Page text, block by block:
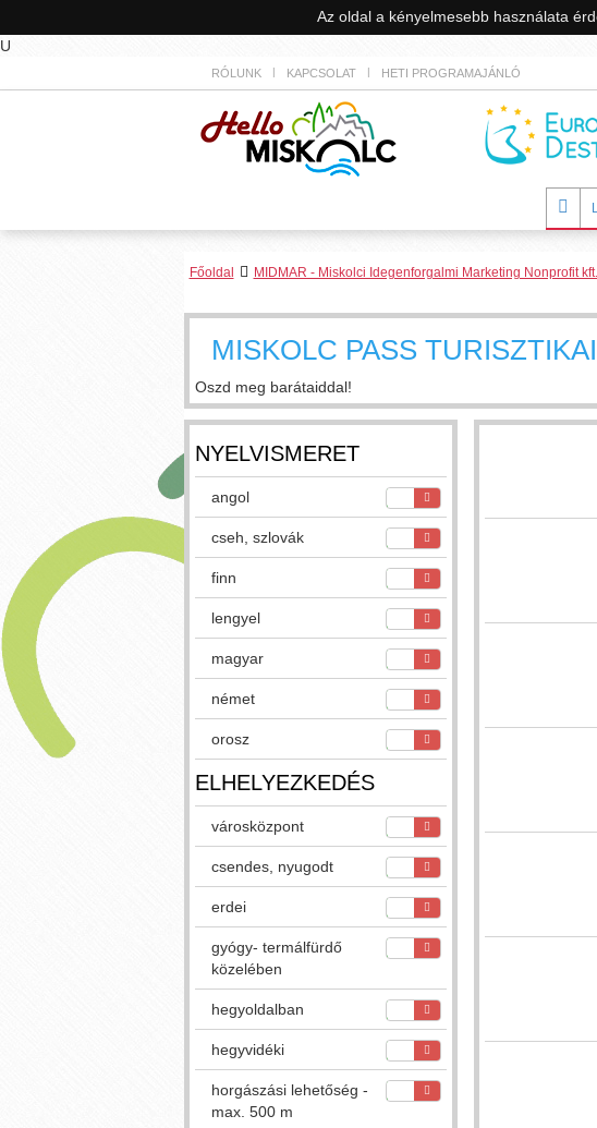
Az oldal a kényelmesebb használata
U
RÓLUNK KAPCSOLAT HETI PROGRAMAJÁNLÓ
Főoldal MIDMAR - Miskolci Idegenforgalmi Marketing Nonprofit kft.
MISKOLC PASS
Oszd meg barátaiddal!
NYELVISMERET
angol
cseh, szlovák
finn
lengyel
magyar
német
orosz
ELHELYEZKEDÉS
városközpont
csendes, nyugodt
erdei
gyógy- termálfürdő
közelében
hegyoldalban
hegyvidéki
horgászási lehetőség -
max. 500 m